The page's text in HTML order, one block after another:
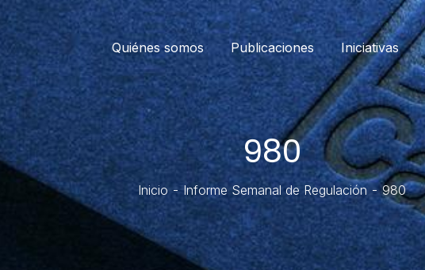
Quiénes somos Publicaciones Iniciativas
980
Inicio Informe Semanal de Regulación 980